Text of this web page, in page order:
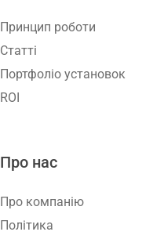
Принцип роботи
Статті
Портфоліо установок
ROI
Про нас
Про компанію
Політика